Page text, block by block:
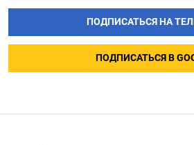
ПОДПИСАТЬСЯ НА
ПОДПИСАТЬСЯ В